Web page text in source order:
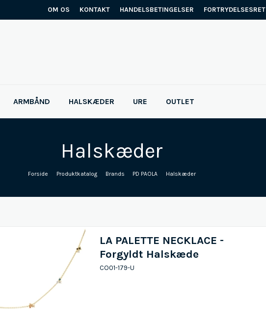
OM OS KONTAKT HANDELSBETINGELSER FORTRYDELSESRET
ARMBÅND HALSKÆDER URE OUTLET
Halskæder
Forside Produktkatalog Brands PD PAOLA Halskæder
LA PALETTE NECKLACE -
Forgyldt Halskæde
CO01-179-U